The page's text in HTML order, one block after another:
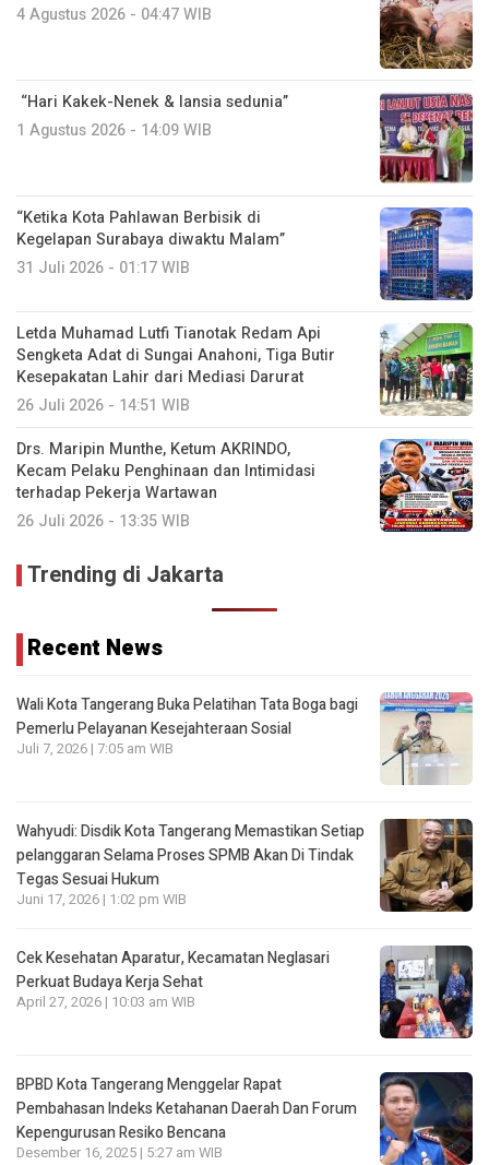
4 Agustus 2026 - 04:47 WIB
“Hari Kakek-Nenek & lansia sedunia”
1 Agustus 2026 - 14:09 WIB
“Ketika Kota Pahlawan Berbisik di
Kegelapan Surabaya diwaktu Malam”
31 Juli 2026 - 01:17 WIB
Letda Muhamad Lutfi Tianotak Redam Api
Sengketa Adat di Sungai Anahoni, Tiga Butir
Kesepakatan Lahir dari Mediasi Darurat
26 Juli 2026 - 14:51 WIB
Drs. Maripin Munthe, Ketum AKRINDO,
Kecam Pelaku Penghinaan dan Intimidasi
terhadap Pekerja Wartawan
26 Juli 2026 - 13:35 WIB
Trending di Jakarta
Recent News
Wali Kota Tangerang Buka Pelatihan Tata Boga bagi
Pemerlu Pelayanan Kesejahteraan Sosial
Juli 7, 2026 | 7:05 am WIB
Wahyudi: Disdik Kota Tangerang Memastikan Setiap
pelanggaran Selama Proses SPMB Akan Di Tindak
Tegas Sesuai Hukum
Juni 17, 2026 | 1:02 pm WIB
Cek Kesehatan Aparatur, Kecamatan Neglasari
Perkuat Budaya Kerja Sehat
April 27, 2026 | 10:03 am WIB
BPBD Kota Tangerang Menggelar Rapat
Pembahasan lndeks Ketahanan Daerah Dan Forum
Kepengurusan Resiko Bencana
Desember 16, 2025 | 5:27 am WIB